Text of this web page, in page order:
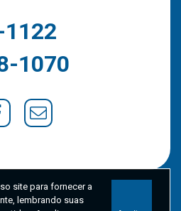
site para fornecer a
lembrando suas
1070